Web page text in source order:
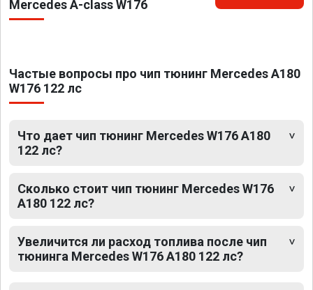
Mercedes A-class W176
Частые вопросы про чип тюнинг Mercedes A180
W176 122 лс
Что дает чип тюнинг Mercedes W176 A180
122 лс?
Сколько стоит чип тюнинг Mercedes W176
A180 122 лс?
Увеличится ли расход топлива после чип
тюнинга Mercedes W176 A180 122 лс?